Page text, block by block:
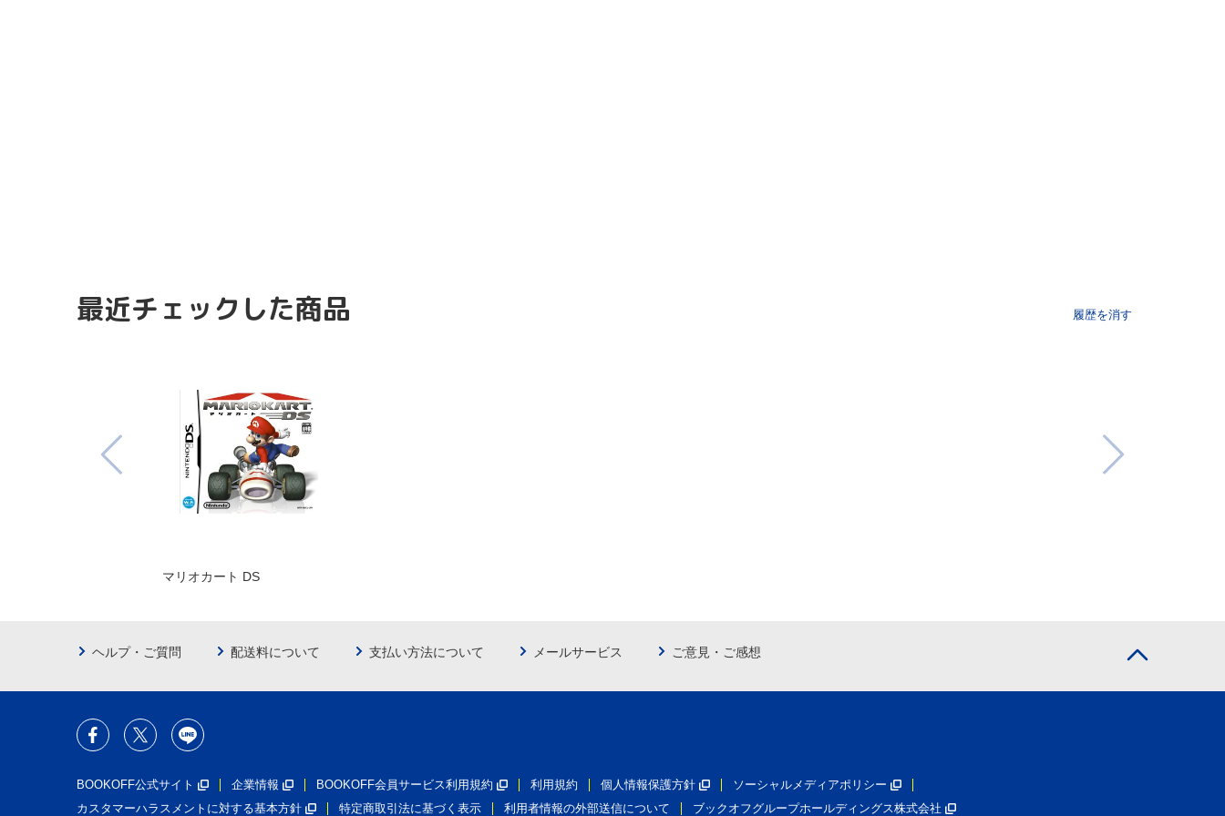
最近チェックした商品 履歴を消す
マリオカート DS
ヘルプ・ご質問 配送料について 支払い方法について メールサービス ご意見・ご感想
BOOKOFF公式サイト 企業情報 BOOKOFF会員サービス利用規約 利用規約 個人情報保護方針
ソーシャルメディアポリシー
カスタマーハラスメントに対する基本方針
特定商取引法に基づく表示 利用者情報の外部送信について ブックオフグループホールディングス株式会社